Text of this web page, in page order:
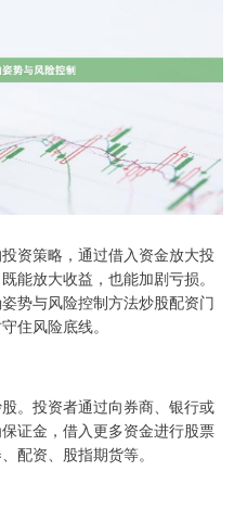
资策略，通过借入资金放大投
能放大收益，也能加剧亏损。
势与风险控制方法炒股配资门
住风险底线。
。投资者通过向券商、银行或
证金，借入更多资金进行股票
配资、股指期货等。